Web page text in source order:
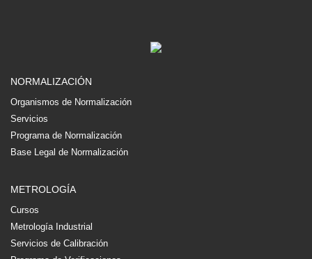
NORMALIZACIÓN
Organismos de Normalización
Servicios
Programa de Normalización
Base Legal de Normalización
METROLOGÍA
Cursos
Metrología Industrial
Servicios de Calibración